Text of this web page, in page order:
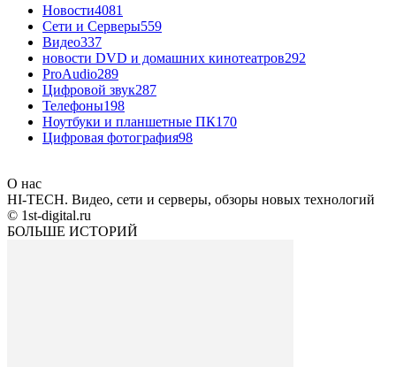
Новости4081
Сети и Серверы559
Видео337
новости DVD и домашних кинотеатров292
ProAudio289
Цифровой звук287
Телефоны198
Ноутбуки и планшетные ПК170
Цифровая фотография98
О нас
HI-TECH. Видео, сети и серверы, обзоры новых технологий
© 1st-digital.ru
БОЛЬШЕ ИСТОРИЙ